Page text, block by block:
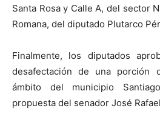
Santa Rosa y Calle A, del sector
Romana, del diputado Plutarco
Finalmente, los diputados
desafectación de una porción
ámbito del municipio
propuesta del senador José